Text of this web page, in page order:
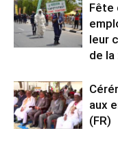
Fête
leur
de
aux
(FR)